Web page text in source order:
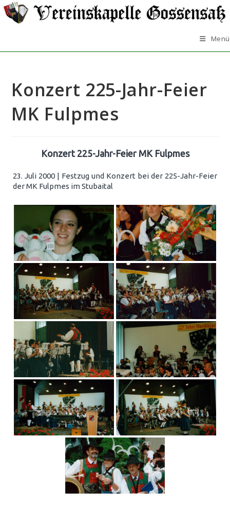
Zum
Inhalt
Menü
Konzert 225-Jahr-Feier
MK Fulpmes
Konzert 225-Jahr-Feier MK Fulpmes
23. Juli 2000 | Festzug und Konzert bei der 225-Jahr-Feier
der MK Fulpmes im Stubaital